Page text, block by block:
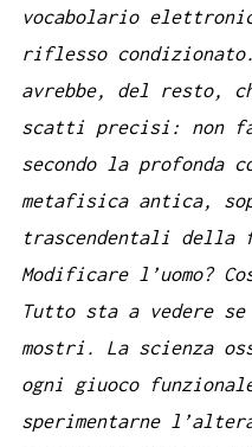
vocabolario
riflesso condizionato.
avrebbe, del resto,
scatti precisi: non
secondo la profonda
metafisica antica,
trascendentali della
Modificare l’uomo?
Tutto sta a vedere se
mostri. La scienza
ogni giuoco
sperimentarne